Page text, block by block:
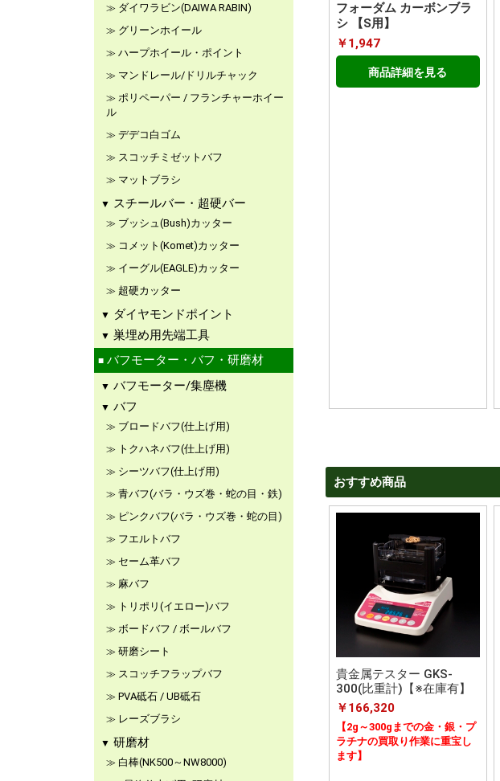
ダイワラビン(DAIWA RABIN)
グリーンホイール
ハープホイール・ポイント
マンドレール/ドリルチャック
ポリペーパー / フランチャーホイー
ル
デデコ白ゴム
スコッチミゼットバフ
マットブラシ
スチールバー・超硬バー
ブッシュ(Bush)カッター
コメット(Komet)カッター
イーグル(EAGLE)カッター
超硬カッター
ダイヤモンドポイント
巣埋め用先端工具
バフモーター・バフ・研磨材
バフモーター/集塵機
バフ
ブロードバフ(仕上げ用)
トクハネバフ(仕上げ用)
シーツバフ(仕上げ用)
青バフ(バラ・ウズ巻・蛇の目・鉄)
ピンクバフ(バラ・ウズ巻・蛇の目)
フエルトバフ
セーム革バフ
麻バフ
トリポリ(イエロー)バフ
ボードバフ / ボールバフ
研磨シート
スコッチフラップバフ
PVA砥石 / UB砥石
レーズブラシ
研磨材
白棒(NK500～NW8000)
フォーダム カーボンブラ
シ 【S用】
￥1,947
商品詳細を見る
おすすめ商品
貴金属テスター GKS-
300(比重計)【※在庫有】
￥166,320
【2g～300gまでの金・銀・プ
ラチナの買取り作業に重宝し
ます】